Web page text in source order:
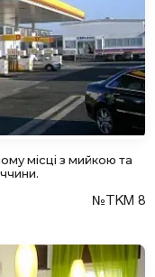
місці з мийкою та
№ТКМ 8
даних